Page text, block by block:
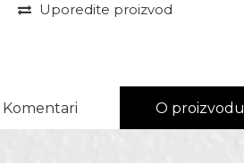
Uporedite proizvod
Komentari O proizvodu